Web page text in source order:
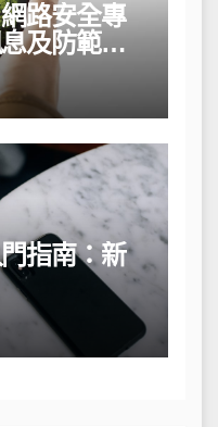
路安全專
及防範風
指南：新